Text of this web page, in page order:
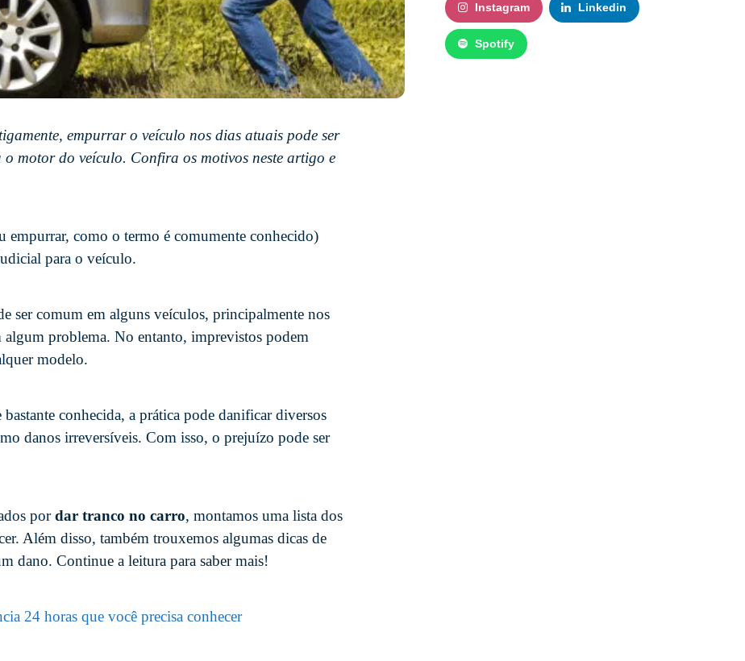
empurrar o veículo nos dias atuais pode ser
motor do veículo. Confira os motivos neste artigo e
empurrar, como o termo é comumente conhecido)
para o veículo.
ser comum em alguns veículos, principalmente nos
algum problema. No entanto, imprevistos podem
modelo.
conhecida, a prática pode danificar diversos
danos irreversíveis. Com isso, o prejuízo pode ser
pordar tranco no carro, montamos uma lista dos
Além disso, também trouxemos algumas dicas de
dano. Continue a leitura para saber mais!
24 horas que você precisa conhecer
Instagram Linkedin
Spotify